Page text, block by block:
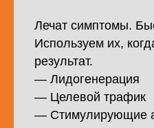
Лечат симптомы.
Используем их,
результат.
— Лидогенерация
— Целевой трафик
— Стимулирующие